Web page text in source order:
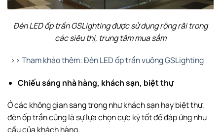
Đèn LED ốp trần GSLighting được sử dụng rộng rãi trong
các siêu thị, trung tâm mua sắm
>> Tham khảo thêm: Đèn LED ốp trần vuông GSLighting
Chiếu sáng nhà hàng, khách sạn, biệt thự
Ở các không gian sang trọng như khách sạn hay biệt thự,
đèn ốp trần cũng là sự lựa chọn cực kỳ tốt để đáp ứng nhu
cầu của khách hàng.